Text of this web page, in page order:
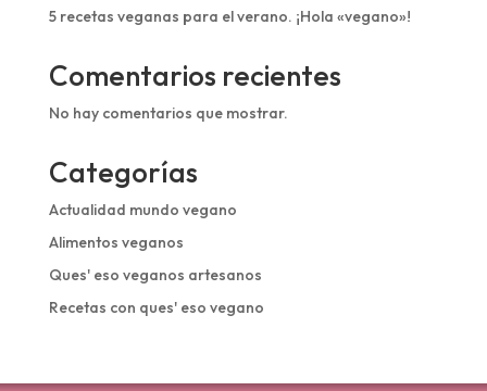
5 recetas veganas para el verano. ¡Hola «vegano»!
Comentarios recientes
No hay comentarios que mostrar.
Categorías
Actualidad mundo vegano
Alimentos veganos
Ques' eso veganos artesanos
Recetas con ques' eso vegano